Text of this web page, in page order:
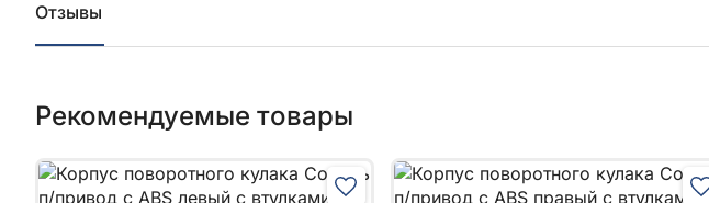
Отзывы
Рекомендуемые товары